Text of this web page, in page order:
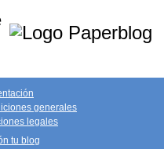
generales
legales
tu blog